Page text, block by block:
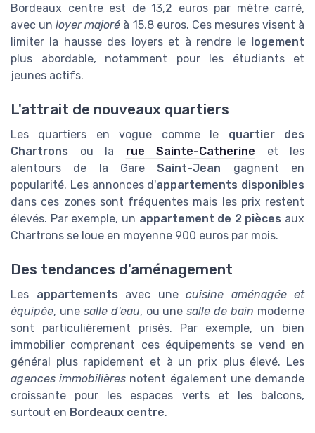
Bordeaux centre est de 13,2 euros par mètre carré,
avec unloyer majoré à 15,8 euros. Ces mesures visent à
limiter la hausse des loyers et à rendre le logement
plus abordable, notamment pour les étudiants et
jeunes actifs.
L'attrait de nouveaux quartiers
Les quartiers en vogue comme le quartier des
Chartrons ou la rue Sainte-Catherine et les
alentours de la GareSaint-Jean gagnent en
popularité. Les annonces d'appartements disponibles
dans ces zones sont fréquentes mais les prix restent
élevés. Par exemple, un appartement de 2 pièces aux
Chartrons se loue en moyenne 900 euros par mois.
Des tendances d'aménagement
Les appartements avec une cuisine aménagée et
équipée, une salle d'eau, ou unesalle de bain moderne
sont particulièrement prisés. Par exemple, un bien
immobilier comprenant ces équipements se vend en
général plus rapidement et à un prix plus élevé. Les
agences immobilières notent également une demande
croissante pour les espaces verts et les balcons,
surtout en Bordeaux centre.